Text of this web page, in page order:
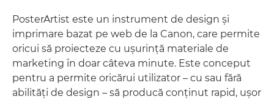
PosterArtist este un instrument de design şi
imprimare bazat pe web de la Canon, care permite
oricui să proiecteze cu uşurinţă materiale de
marketing în doar câteva minute. Este conceput
pentru a permite oricărui utilizator – cu sau fără
abilităţi de design – să producă conţinut rapid, uşor